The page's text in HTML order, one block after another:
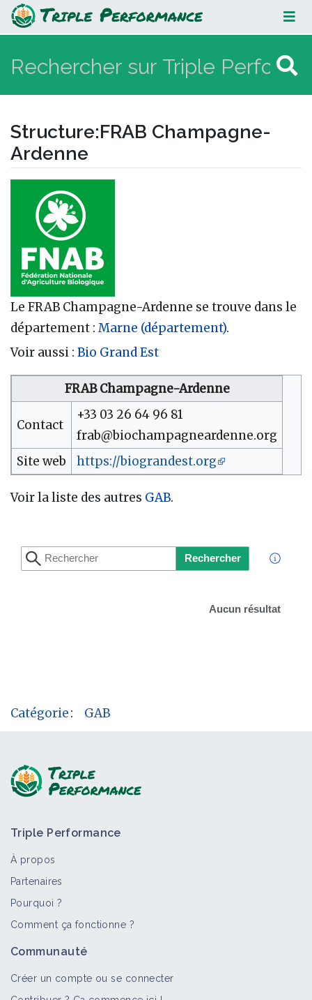
FRAB Champagne-Ardenne
Structure:FRAB Champagne-
Ardenne
Aller à :navigation
Le FRAB Champagne-Ardenne se trouve dans le
département : Marne (département).
Voir aussi : Bio Grand Est
FRAB Champagne-Ardenne
Contact
+33 03 26 64 96 81
frab@biochampagneardenne.org
Site web
https://biograndest.org
Voir la liste des autres GAB.
Rechercher
Aucun résultat
Catégorie: GAB
Triple Performance
À propos
Partenaires
Pourquoi ?
Comment ça fonctionne ?
Communauté
Créer un compte ou se connecter